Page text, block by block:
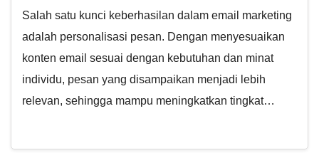
Salah satu kunci keberhasilan dalam email marketing
adalah personalisasi pesan. Dengan menyesuaikan
konten email sesuai dengan kebutuhan dan minat
individu, pesan yang disampaikan menjadi lebih
relevan, sehingga mampu meningkatkan tingkat…